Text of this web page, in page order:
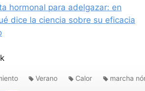
hormonal para adelgazar: en
dice la ciencia sobre su eficacia
Verano Calor marcha